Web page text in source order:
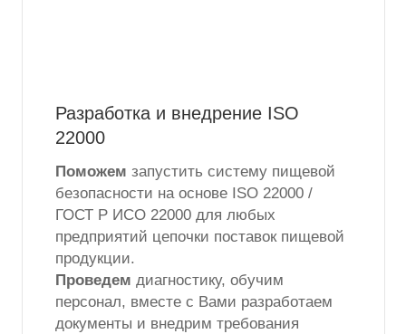
Разработка и внедрение ISO
22000
Поможем запустить систему пищевой
безопасности на основе ISO 22000 /
ГОСТ Р ИСО 22000 для любых
предприятий цепочки поставок пищевой
продукции.
Проведем диагностику, обучим
персонал, вместе с Вами разработаем
документы и внедрим требования